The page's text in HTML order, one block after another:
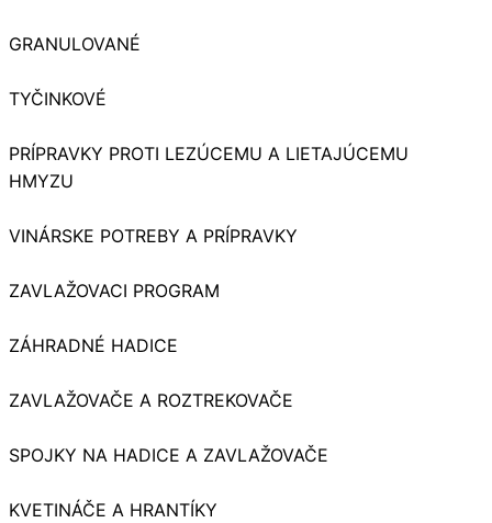
GRANULOVANÉ
TYČINKOVÉ
PRÍPRAVKY PROTI LEZÚCEMU A LIETAJÚCEMU
HMYZU
VINÁRSKE POTREBY A PRÍPRAVKY
ZAVLAŽOVACI PROGRAM
ZÁHRADNÉ HADICE
ZAVLAŽOVAČE A ROZTREKOVAČE
SPOJKY NA HADICE A ZAVLAŽOVAČE
KVETINÁČE A HRANTÍKY